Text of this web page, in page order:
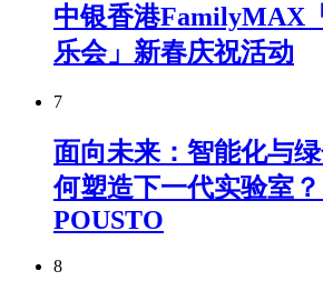
中银香港FamilyMAX
乐会」新春庆祝活动
7
面向未来：智能化与
何塑造下一代实验室
POUSTO
8